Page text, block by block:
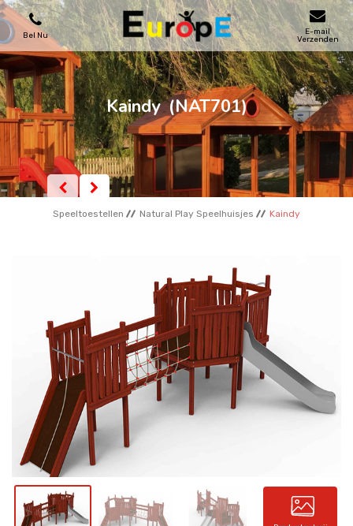
Bel Nu
E-mail
Verzenden
SPEELTOESTELLEN
SKATEPARKS
HOUTEN HUIZENS
STADSMEUBILAIRS
REFERENTIES
CONTACT
Kaindy (NAT701)
Speeltoestellen Natural Play Speelhuisjes Kaindy